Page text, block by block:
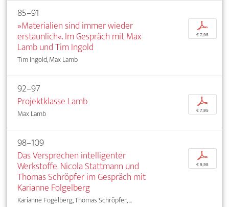
85–91
»Materialien sind immer wieder
erstaunlich«. Im Gespräch mit Max
Lamb und Tim Ingold
Tim Ingold, Max Lamb
p
€ 7,95
92–97
Projektklasse Lamb
Max Lamb
p
€ 7,95
98–109
Das Versprechen intelligenter
Werkstoffe. Nicola Stattmann und
Thomas Schröpfer im Gespräch mit
Karianne Folgelberg
Karianne Fogelberg, Thomas Schröpfer, ...
p
€ 9,95